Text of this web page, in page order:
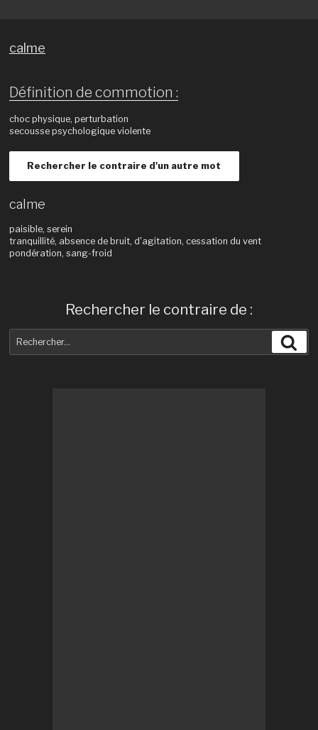
calme
Définition de commotion :
choc physique, perturbation
secousse psychologique violente
Rechercher le contraire d'un autre mot
calme
paisible, serein
tranquillité, absence de bruit, d'agitation, cessation du vent
pondération, sang-froid
Rechercher le contraire de :
pour